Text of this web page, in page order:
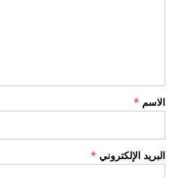
الاسم *
البريد الإلكتروني *